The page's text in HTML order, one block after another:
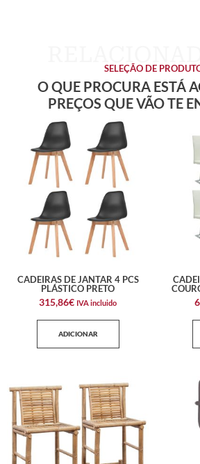
SELEÇÃO DE
O QUE PROCURA ESTÁ
PREÇOS QUE VÃO TE
CADEIRAS DE JANTAR 4 PCS
PLÁSTICO PRETO
315,86€ IVA incluido
ADICIONAR